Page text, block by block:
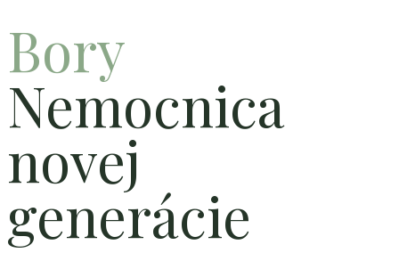
Bory
Nemocnica
novej
generácie